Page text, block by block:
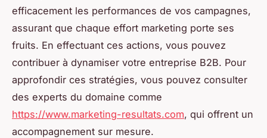
efficacement les performances de vos campagnes,
assurant que chaque effort marketing porte ses
fruits. En effectuant ces actions, vous pouvez
contribuer à dynamiser votre entreprise B2B. Pour
approfondir ces stratégies, vous pouvez consulter
des experts du domaine comme
https://www.marketing-resultats.com, qui offrent un
accompagnement sur mesure.